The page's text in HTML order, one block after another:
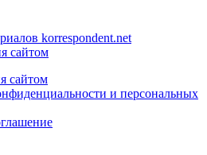
korrespondent.net
сайтом
сайтом
и персональных